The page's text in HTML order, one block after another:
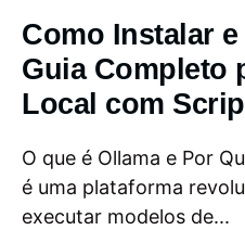
Como Instalar
Guia Completo
Local com
O que é Ollama e Por
é uma plataforma
executar modelos de...